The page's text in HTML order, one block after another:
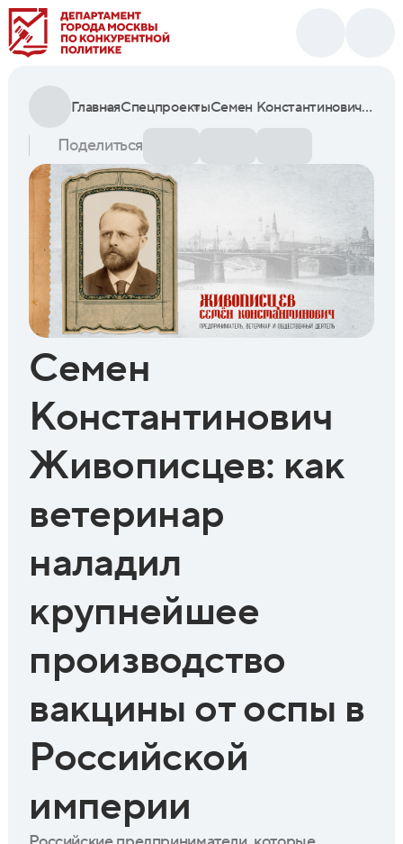
ГлавнаяСпецпроекты Семен Константинович Живописцев: как ветеринар наладил крупнейшее производство вакцины от оспы в Российской империи
Поделиться
Семен
Константинович
Живописцев: как
ветеринар
наладил
крупнейшее
производство
вакцины от оспы в
Российской
империи